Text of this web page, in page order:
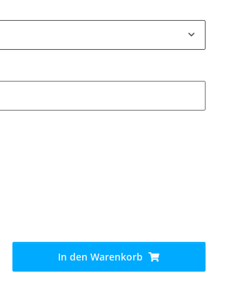
In den Warenkorb